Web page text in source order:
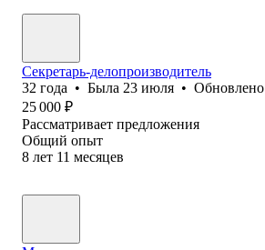
Секретарь-делопроизводитель
32 года • Была 23 июля • Обновлено
25 000 ₽
Рассматривает предложения
Общий опыт
8 лет 11 месяцев